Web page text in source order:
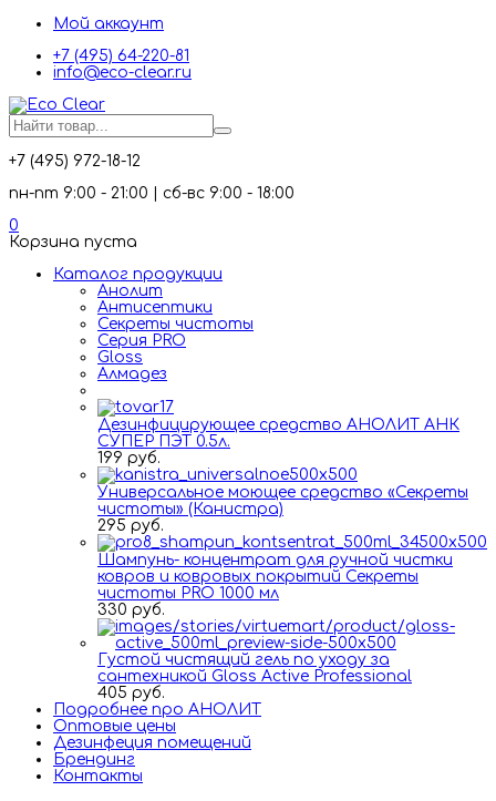
Мой аккаунт
+7 (495) 64-220-81
info@eco-clear.ru
+7 (495) 972-18-12
пн-пт 9:00 - 21:00 | сб-вс 9:00 - 18:00
0
Корзина пуста
Каталог продукции
Анолит
Антисептики
Секреты чистоты
Серия PRO
Gloss
Алмадез
Дезинфицирующее средство АНОЛИТ АНК
СУПЕР ПЭТ 0.5л.
199 руб.
Универсальное моющее средство «Секреты
чистоты» (Канистра)
295 руб.
Шампунь- концентрат для ручной чистки
ковров и ковровых покрытий Секреты
чистоты PRO 1000 мл
330 руб.
Густой чистящий гель по уходу за
сантехникой Gloss Active Professional
405 руб.
Подробнее про АНОЛИТ
Оптовые цены
Дезинфеция помещений
Брендинг
Контакты